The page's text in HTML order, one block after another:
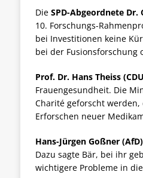
Die SPD-Abgeordnete Dr.
10. Forschungs-
bei Investitionen keine
bei der Fusionsforschung
Prof. Dr. Hans Theiss
Frauengesundheit. Die
Charité geforscht
Erforschen neuer
Hans-Jürgen Goßner (AfD)
Dazu sagte Bär, bei ihr
wichtigere Probleme in